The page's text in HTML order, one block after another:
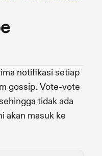
notifikasi setiap
gossip. Vote-vote
tidak ada
akan masuk ke